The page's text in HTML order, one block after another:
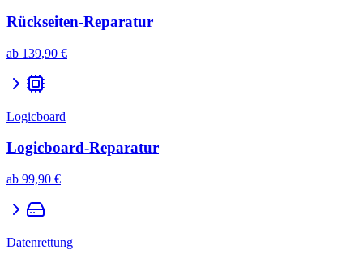
Rückseiten-Reparatur
ab 139,90 €
Logicboard
Logicboard-Reparatur
ab 99,90 €
Datenrettung